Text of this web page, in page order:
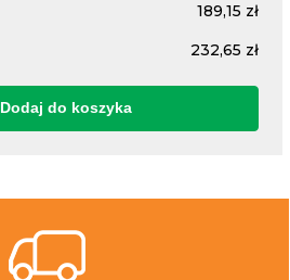
189,15 zł
232,65 zł
Dodaj do koszyka